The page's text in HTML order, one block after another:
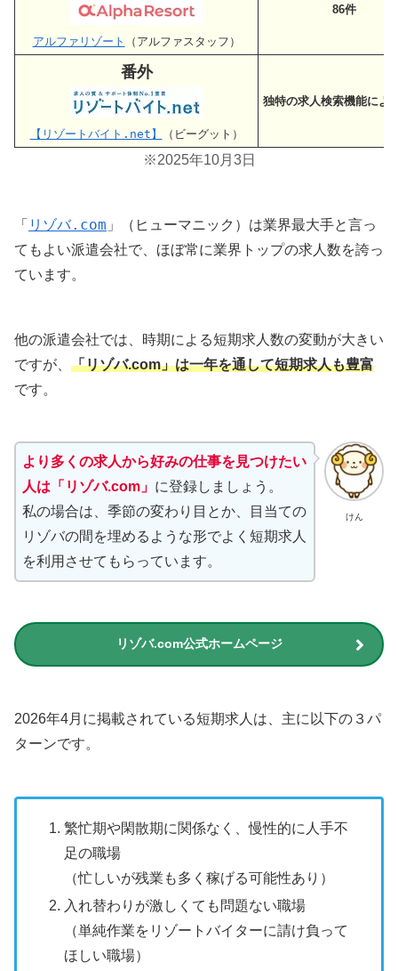
アルファリゾート （アルファスタッフ）
86件
番外
【リゾートバイト.net】 （ビーグット）
独特の求人検索機能によ
※2025年10月3日
「 リゾバ.com 」（ヒューマニック）は業界最大手と言っ
てもよい派遣会社で、ほぼ常に業界トップの求人数を誇っ
ています。
他の派遣会社では、時期による短期求人数の変動が大きい
ですが、 「リゾバ.com」は一年を通して短期求人も豊富
です。
けん
より多くの求人から好みの仕事を見つけたい
人は「リゾバ.com」 に登録しましょう。
私の場合は、季節の変わり目とか、目当ての
リゾバの間を埋めるような形でよく短期求人
を利用させてもらっています。
リゾバ.com公式ホームページ
2026年4月に掲載されている短期求人は、主に以下の３パ
ターンです。
繁忙期や閑散期に関係なく、慢性的に人手不
足の職場
（忙しいが残業も多く稼げる可能性あり）
入れ替わりが激しくても問題ない職場
（単純作業をリゾートバイターに請け負って
ほしい職場）